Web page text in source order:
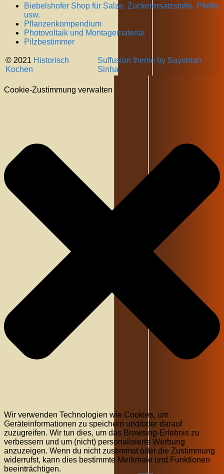
Biebelshofer Shop für Salze, Zuckerersatzstoffe, Pfeffer
usw.
Pflanzenkompendium
Photovoltaik und Montagematerial
Pilzbestimmer
© 2021 Historisch
Kochen
Suffusion theme by Sayontan
Sinha
Cookie-Zustimmung verwalten
Wir verwenden Technologien wie Cookies, um
Geräteinformationen zu speichern und/oder darauf
zuzugreifen. Wir tun dies, um das Browsing-Erlebnis zu
verbessern und um (nicht) personalisierte Werbung
anzuzeigen. Wenn du nicht zustimmst oder die Zustimmung
widerrufst, kann dies bestimmte Merkmale und Funktionen
beeinträchtigen.